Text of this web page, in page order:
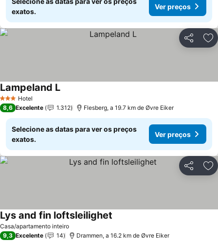
exatos.
Ver preços
Partilhar
3 EstrelasHotel
Lampeland L
8,6 Excelente 1.312 Flesberg, a 19.7 km de Øvre Eiker
Selecione as datas para ver os preços
exatos.
Ver preços
Partilhar
Casa/apartamento inteiro
Lys and fin loftsleilighet
9,3 Excelente 14 Drammen, a 16.2 km de Øvre Eiker